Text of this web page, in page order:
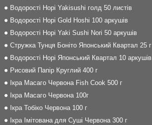
Водорості Норі Yakisushi голд 50 листів
Водорості Норі Gold Hoshi 100 аркушів
Водорості Норі Yaki Sushi Nori 50 аркушів
Стружка Тунця Боніто Японський Квартал 25 г
Водорості Норі Японський Квартал 10 аркушів
Рисовий Папір Круглий 400 г
Ікра Масаго Червона Fish Cook 500 г
Ікра Масаго Червона 100г
Ікра Тобіко Червона 100 г
Ікра Імітована для Суші Червона 300 г